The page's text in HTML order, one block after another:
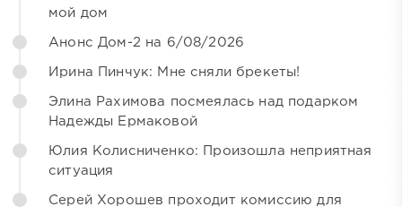
мой дом
Анонс Дом-2 на 6/08/2026
Ирина Пинчук: Мне сняли брекеты!
Элина Рахимова посмеялась над подарком
Надежды Ермаковой
Юлия Колисниченко: Произошла неприятная
ситуация
Серей Хорошев проходит комиссию для